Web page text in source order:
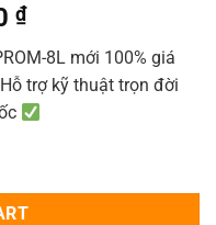
₫.
₫Current
price
is:
1.594.100 ₫.
8L mới 100% giá
trợ kỹ thuật trọn đời